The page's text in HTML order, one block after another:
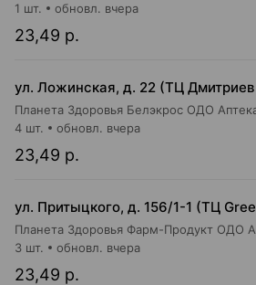
23,49 р.
1 шт. обновл. вчера
ул. Ложинская, д. 22 (ТЦ
23,49 р.
4 шт. обновл. вчера
23,49 р.
3 шт. обновл. вчера